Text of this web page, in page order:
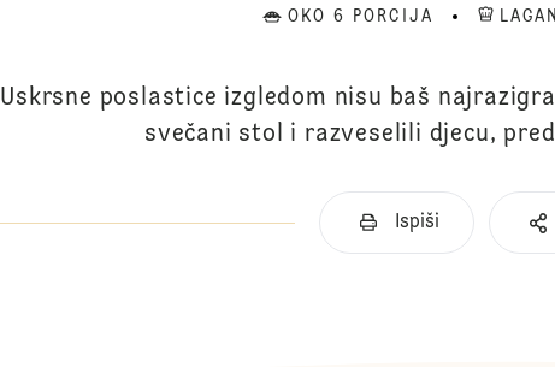
OKO 6 PORCIJA
Uskrsne poslastice izgledom nisu baš
svečani stol i razveselili djecu,
Ispiši